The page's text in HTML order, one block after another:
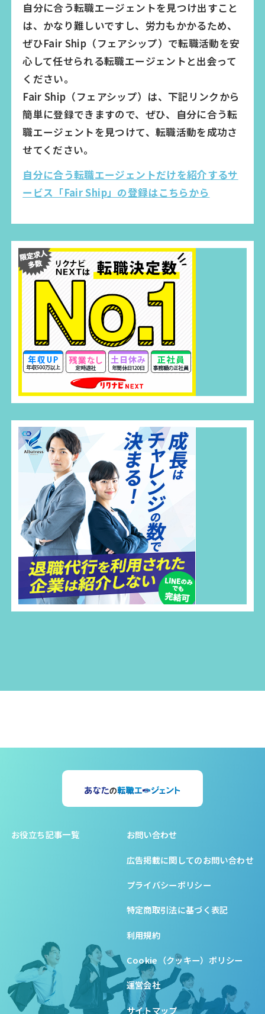
自分に合う転職エージェントを見つけ出すこと
は、かなり難しいですし、労力もかかるため、
ぜひFair Ship（フェアシップ）で転職活動を安
心して任せられる転職エージェントと出会って
ください。
Fair Ship（フェアシップ）は、下記リンクから
簡単に登録できますので、ぜひ、自分に合う転
職エージェントを見つけて、転職活動を成功さ
せてください。
自分に合う転職エージェントだけを紹介するサ
ービス「Fair Ship」の登録はこちらから
お役立ち記事一覧 お問い合わせ
広告掲載に関してのお問い合わせ
プライバシーポリシー
特定商取引法に基づく表記
利用規約
Cookie（クッキー）ポリシー
運営会社
サイトマップ